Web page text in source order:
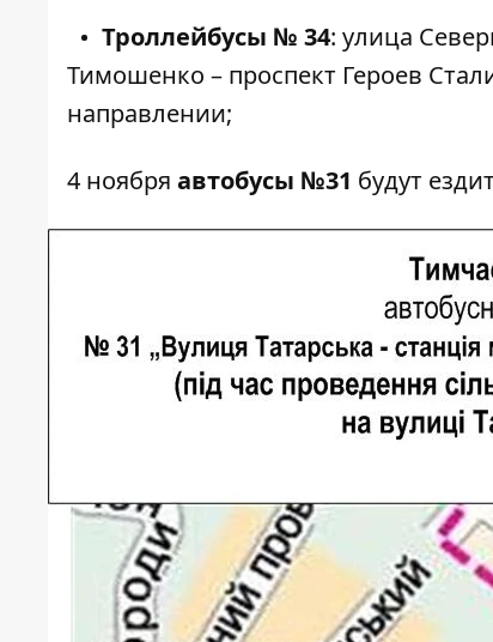
Троллейбусы № 34: улица
Тимошенко – проспект Героев
направлении;
4 ноября автобусы №31 будут